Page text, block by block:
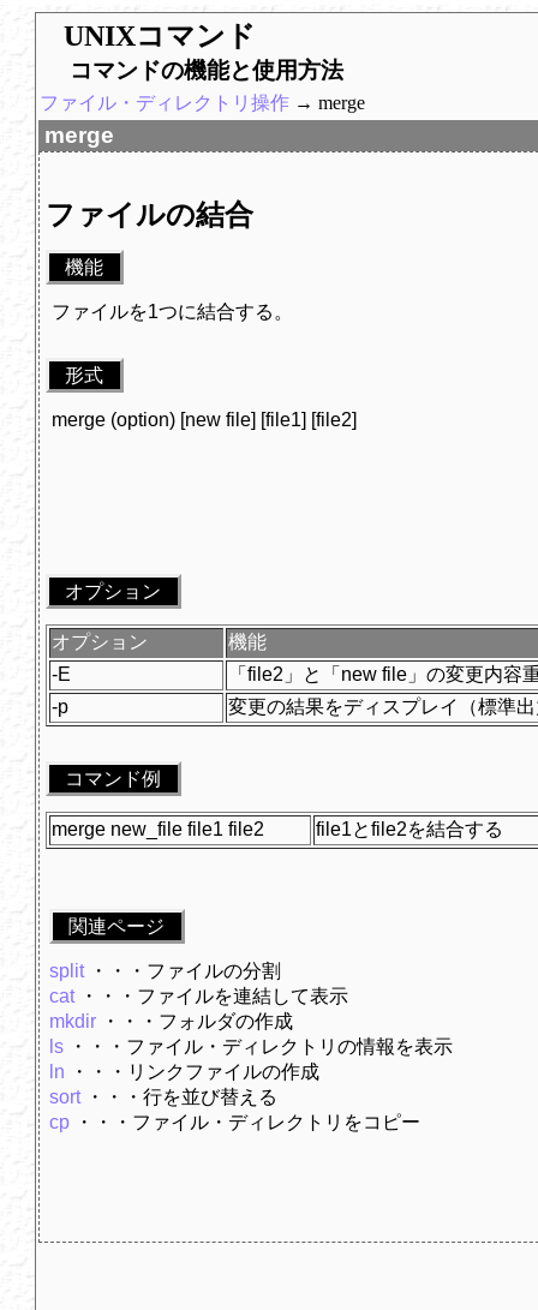
UNIXコマンド
コマンドの機能と使用方法
ファイル・ディレクトリ操作 → merge
merge
ファイルの結合
機能
ファイルを1つに結合する。
形式
merge (option) [new file] [file1] [file2]
オプション
オプション
機能
-E
「file2」と「new file」の変更内容
-p
変更の結果をディスプレイ（標準
コマンド例
merge new_file file1 file2 file1とfile2を結合する
関連ページ
split・・・ファイルの分割
cat・・・ファイルを連結して表示
mkdir ・・・フォルダの作成
ls ・・・ファイル・ディレクトリの情報を表示
ln ・・・リンクファイルの作成
sort・・・行を並び替える
cp ・・・ファイル・ディレクトリをコピー